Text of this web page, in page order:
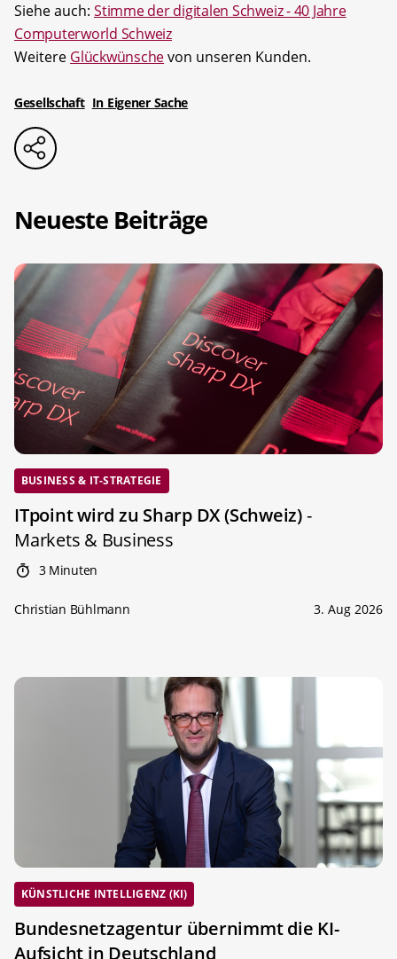
Siehe auch: Stimme der digitalen Schweiz - 40 Jahre
Computerworld Schweiz
Weitere Glückwünschevon unseren Kunden.
Gesellschaft In Eigener Sache
Neueste Beiträge
BUSINESS & IT-STRATEGIE
ITpoint wird zu Sharp DX (Schweiz)-
Markets & Business
3 Minuten
Christian Bühlmann 3. Aug 2026
KÜNSTLICHE INTELLIGENZ (KI)
Bundesnetzagentur übernimmt die KI-
Aufsicht in Deutschland